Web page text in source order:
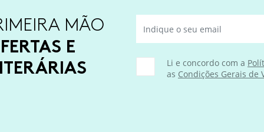
MÃO
E
Li e concordo com a
as Condições Gerais de